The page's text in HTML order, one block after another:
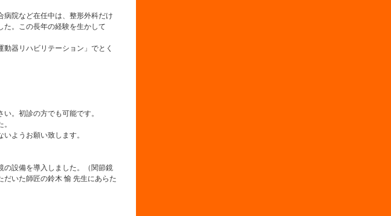
病院など在任中は、整形外科だけ
た。この長年の経験を生かして
器リハビリテーション」でとく
。初診の方でも可能です。
ようお願い致します。
の設備を導入しました。（関節鏡
いた師匠の鈴木 愉 先生にあらた